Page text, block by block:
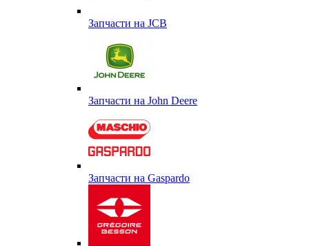
Запчасти на JCB
Запчасти на John Deere
Запчасти на Gaspardo